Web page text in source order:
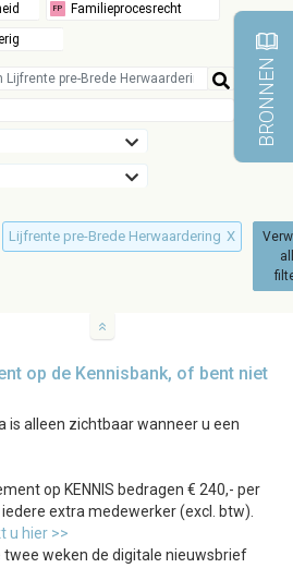
Lijfrente pre-Brede Herwaardering X
op de Kennisbank, of bent niet
is alleen zichtbaar wanneer u een
op KENNIS bedragen € 240,- per
extra medewerker (excl. btw).
u hier >>
twee weken de digitale nieuwsbrief
BRONNEN